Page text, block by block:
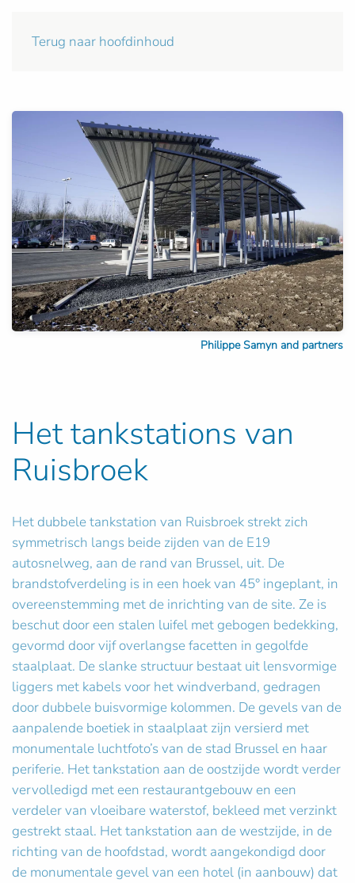
Terug naar hoofdinhoud
Philippe Samyn and partners
Het tankstations van
Ruisbroek
Het dubbele tankstation van Ruisbroek strekt zich
symmetrisch langs beide zijden van de E19
autosnelweg, aan de rand van Brussel, uit. De
brandstofverdeling is in een hoek van 45° ingeplant, in
overeenstemming met de inrichting van de site. Ze is
beschut door een stalen luifel met gebogen bedekking,
gevormd door vijf overlangse facetten in gegolfde
staalplaat. De slanke structuur bestaat uit lensvormige
liggers met kabels voor het windverband, gedragen
door dubbele buisvormige kolommen. De gevels van de
aanpalende boetiek in staalplaat zijn versierd met
monumentale luchtfoto’s van de stad Brussel en haar
periferie. Het tankstation aan de oostzijde wordt verder
vervolledigd met een restaurantgebouw en een
verdeler van vloeibare waterstof, bekleed met verzinkt
gestrekt staal. Het tankstation aan de westzijde, in de
richting van de hoofdstad, wordt aangekondigd door
de monumentale gevel van een hotel (in aanbouw) dat